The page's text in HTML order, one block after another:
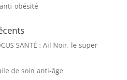
obésité
SANTÉ : Ail Noir, le super
de soin anti-âge